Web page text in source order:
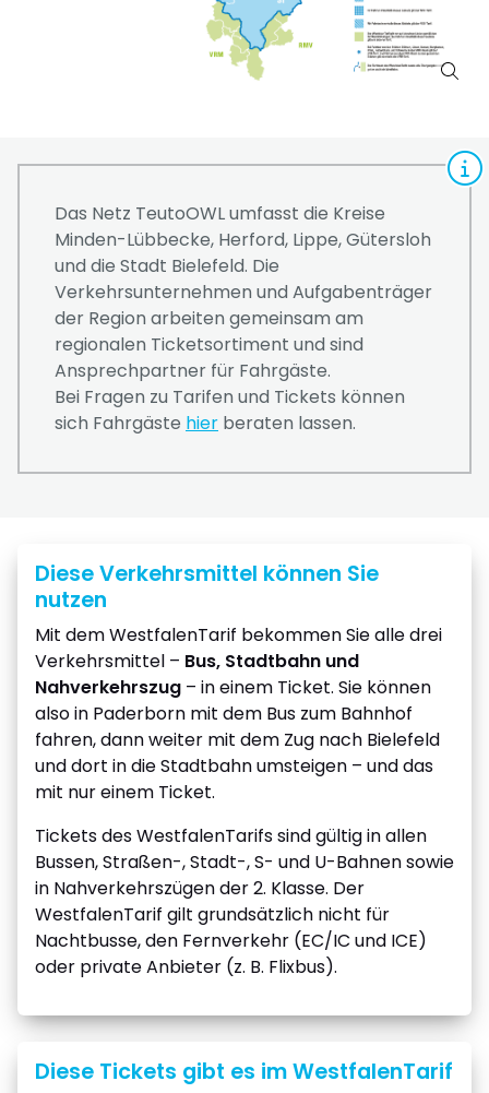
Das Netz TeutoOWL umfasst die Kreise
Minden-Lübbecke, Herford, Lippe, Gütersloh
und die Stadt Bielefeld. Die
Verkehrsunternehmen und Aufgabenträger
der Region arbeiten gemeinsam am
regionalen Ticketsortiment und sind
Ansprechpartner für Fahrgäste.
Bei Fragen zu Tarifen und Tickets können
sich Fahrgäste hier beraten lassen.
Diese Verkehrsmittel können Sie
nutzen
Mit dem WestfalenTarif bekommen Sie alle drei
Verkehrsmittel – Bus, Stadtbahn und
Nahverkehrszug – in einem Ticket. Sie können
also in Paderborn mit dem Bus zum Bahnhof
fahren, dann weiter mit dem Zug nach Bielefeld
und dort in die Stadtbahn umsteigen – und das
mit nur einem Ticket.
Tickets des WestfalenTarifs sind gültig in allen
Bussen, Straßen-, Stadt-, S- und U-Bahnen sowie
in Nahverkehrszügen der 2. Klasse. Der
WestfalenTarif gilt grundsätzlich nicht für
Nachtbusse, den Fernverkehr (EC/IC und ICE)
oder private Anbieter (z. B. Flixbus).
Diese Tickets gibt es im WestfalenTarif